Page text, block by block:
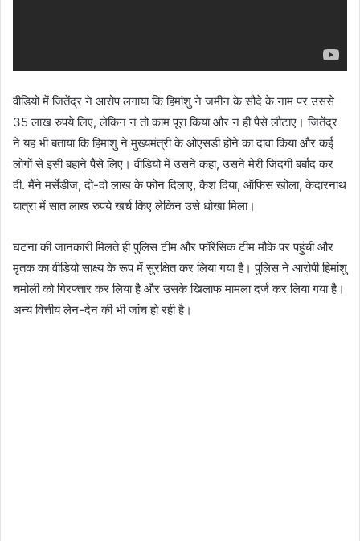
वीडियो में जितेंद्र ने आरोप लगाया कि हिमांशु ने जमीन के सौदे के नाम पर उससे
35 लाख रुपये लिए, लेकिन न तो काम पूरा किया और न ही पैसे लौटाए। जितेंद्र
ने यह भी बताया कि हिमांशु ने मुख्यमंत्री के ओएसडी होने का दावा किया और कई
लोगों से इसी बहाने पैसे लिए। वीडियो में उसने कहा, उसने मेरी जिंदगी बर्बाद कर
दी. मैंने मर्सेडीज, दो-दो लाख के फोन दिलाए, कैश दिया, ऑफिस खोला, केदारनाथ
यात्रा में सात लाख रुपये खर्च किए लेकिन उसे धोखा मिला।
घटना की जानकारी मिलते ही पुलिस टीम और फॉरेंसिक टीम मौके पर पहुंची और
मृतक का वीडियो साक्ष्य के रूप में सुरक्षित कर लिया गया है। पुलिस ने आरोपी हिमांशु
चमोली को गिरफ्तार कर लिया है और उसके खिलाफ मामला दर्ज कर लिया गया है।
अन्य वित्तीय लेन-देन की भी जांच हो रही है।